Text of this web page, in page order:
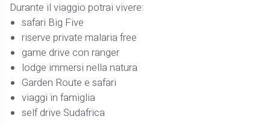
Durante il viaggio potrai vivere:
safari Big Five
riserve private malaria free
game drive con ranger
lodge immersi nella natura
Garden Route e safari
viaggi in famiglia
self drive Sudafrica